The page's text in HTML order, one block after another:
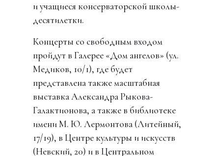
и учащиеся консерваторской школы-
десятилетки.
Концерты со свободным входом
пройдут в Галерее «Дом ангелов» (ул.
Медиков, 10/1), где будет
представлена также масштабная
выставка Александра Рыкова-
Галактионова, а также в библиотеке
имени М. Ю. Лермонтова (Литейный,
17/19), в Центре культуры и искусств
(Невский, 20) и в Центральном